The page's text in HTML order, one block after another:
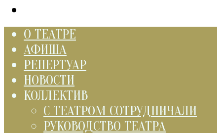
О ТЕАТРЕ
АФИША
РЕПЕРТУАР
НОВОСТИ
КОЛЛЕКТИВ
С ТЕАТРОМ СОТРУДНИЧАЛИ
РУКОВОДСТВО ТЕАТРА